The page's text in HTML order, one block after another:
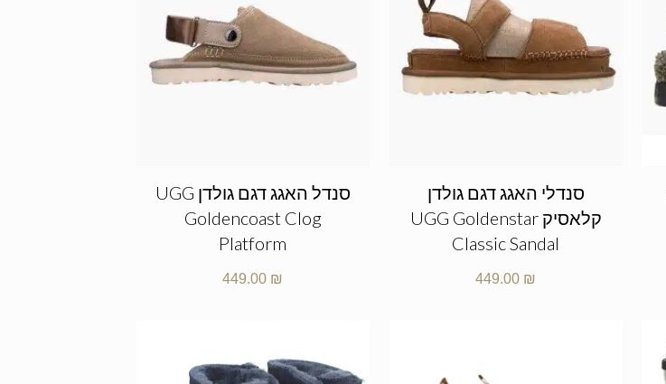
סנדלי האגג דגם גולדן
קלאסיק UGG Goldenstar
Classic Sandal
449.00 ₪
סנדל האגג דגם גולדן UGG
Goldencoast Clog
Platform
449.00 ₪